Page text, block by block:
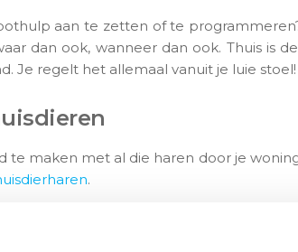
aan te zetten of te
dan ook, wanneer dan ook. Thuis
Je regelt het allemaal vanuit je luie stoel!
te maken met al die haren door je
.